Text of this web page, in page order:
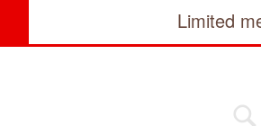
Limited